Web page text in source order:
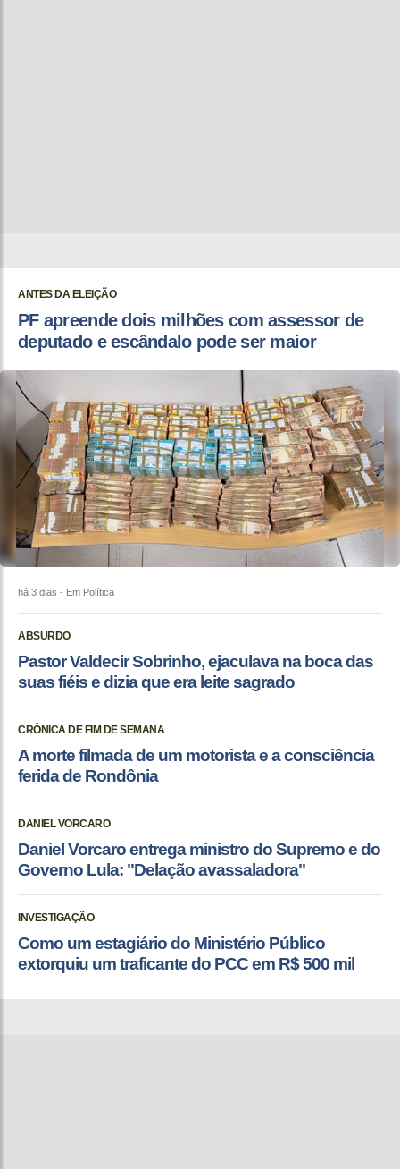
ANTES DA ELEIÇÃO
PF apreende dois milhões com assessor de
deputado e escândalo pode ser maior
há 3 dias - Em Política
ABSURDO
Pastor Valdecir Sobrinho, ejaculava na boca das
suas fiéis e dizia que era leite sagrado
CRÔNICA DE FIM DE SEMANA
A morte filmada de um motorista e a consciência
ferida de Rondônia
DANIEL VORCARO
Daniel Vorcaro entrega ministro do Supremo e do
Governo Lula: "Delação avassaladora"
INVESTIGAÇÃO
Como um estagiário do Ministério Público
extorquiu um traficante do PCC em R$ 500 mil